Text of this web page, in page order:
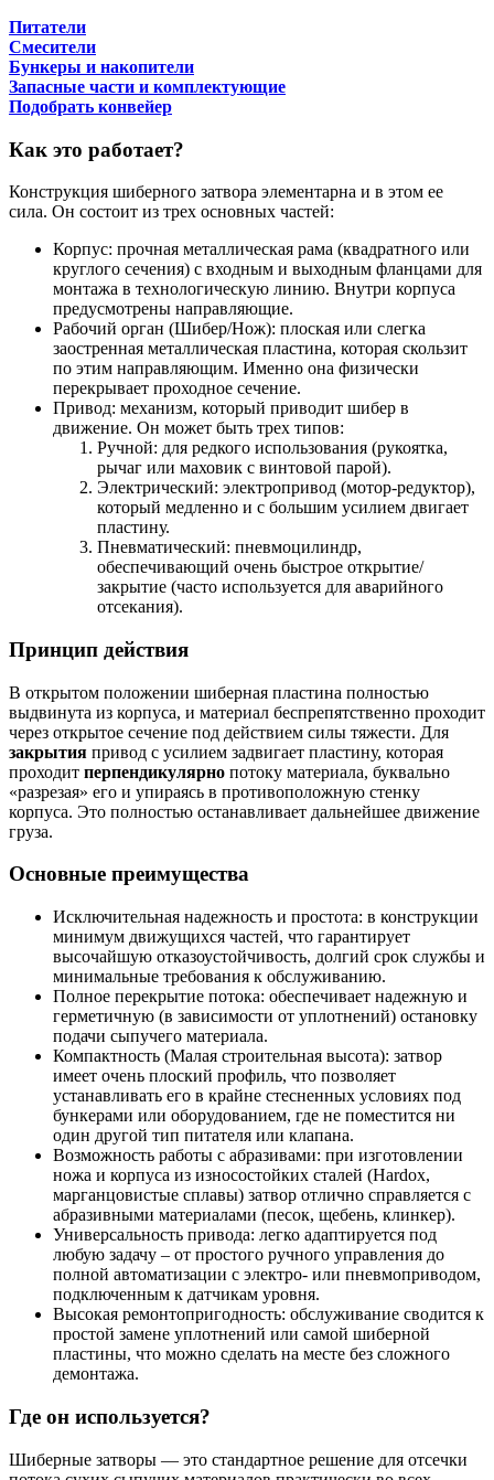
Питатели
Смесители
Бункеры и накопители
Запасные части и комплектующие
Подобрать конвейер
Как это работает?
Конструкция шиберного затвора элементарна и в этом ее
сила. Он состоит из трех основных частей:
Корпус: прочная металлическая рама (квадратного или
круглого сечения) с входным и выходным фланцами для
монтажа в технологическую линию. Внутри корпуса
предусмотрены направляющие.
Рабочий орган (Шибер/Нож): плоская или слегка
заостренная металлическая пластина, которая скользит
по этим направляющим. Именно она физически
перекрывает проходное сечение.
Привод: механизм, который приводит шибер в
движение. Он может быть трех типов:
Ручной: для редкого использования (рукоятка,
рычаг или маховик с винтовой парой).
Электрический: электропривод (мотор-редуктор),
который медленно и с большим усилием двигает
пластину.
Пневматический: пневмоцилиндр,
обеспечивающий очень быстрое открытие/
закрытие (часто используется для аварийного
отсекания).
Принцип действия
В открытом положении шиберная пластина полностью
выдвинута из корпуса, и материал беспрепятственно проходит
через открытое сечение под действием силы тяжести. Для
закрытия привод с усилием задвигает пластину, которая
проходит перпендикулярно потоку материала, буквально
«разрезая» его и упираясь в противоположную стенку
корпуса. Это полностью останавливает дальнейшее движение
груза.
Основные преимущества
Исключительная надежность и простота: в конструкции
минимум движущихся частей, что гарантирует
высочайшую отказоустойчивость, долгий срок службы и
минимальные требования к обслуживанию.
Полное перекрытие потока: обеспечивает надежную и
герметичную (в зависимости от уплотнений) остановку
подачи сыпучего материала.
Компактность (Малая строительная высота): затвор
имеет очень плоский профиль, что позволяет
устанавливать его в крайне стесненных условиях под
бункерами или оборудованием, где не поместится ни
один другой тип питателя или клапана.
Возможность работы с абразивами: при изготовлении
ножа и корпуса из износостойких сталей (Hardox,
марганцовистые сплавы) затвор отлично справляется с
абразивными материалами (песок, щебень, клинкер).
Универсальность привода: легко адаптируется под
любую задачу – от простого ручного управления до
полной автоматизации с электро- или пневмоприводом,
подключенным к датчикам уровня.
Высокая ремонтопригодность: обслуживание сводится к
простой замене уплотнений или самой шиберной
пластины, что можно сделать на месте без сложного
демонтажа.
Где он используется?
Шиберные затворы — это стандартное решение для отсечки